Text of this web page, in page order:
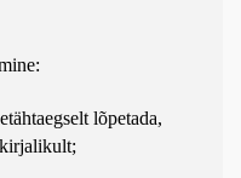
lõpetada,
kirjalikult;